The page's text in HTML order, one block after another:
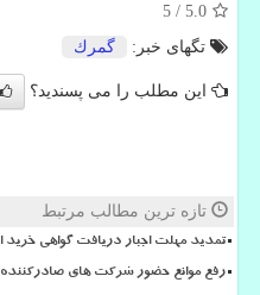
5.0
/
5
تگهای خبر:
گمرك
این مطلب را می پسندید؟
تازه ترین مطالب مرتبط
تمدید مهلت اجبار دریافت گواهی
رفع موانع حضور شرکت های صادرکننده